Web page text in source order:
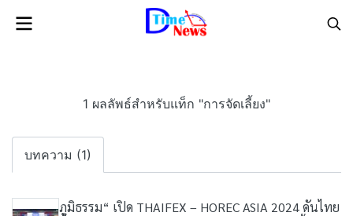
1 ผลลัพธ์สำหรับแท็ก "การจัดเลี้ยง"
บทความ (1)
ภูมิธรรม“ เปิด THAIFEX – HOREC ASIA 2024 ดันไทย